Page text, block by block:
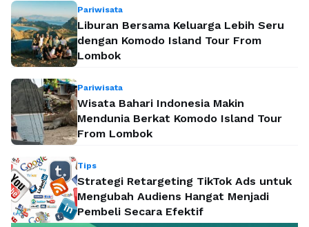
Pariwisata
Liburan Bersama Keluarga Lebih Seru
dengan Komodo Island Tour From
Lombok
Pariwisata
Wisata Bahari Indonesia Makin
Mendunia Berkat Komodo Island Tour
From Lombok
Tips
Strategi Retargeting TikTok Ads untuk
Mengubah Audiens Hangat Menjadi
Pembeli Secara Efektif